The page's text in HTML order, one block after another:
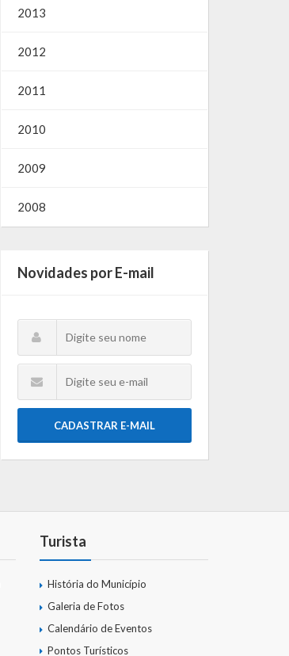
2013
2012
2011
2010
2009
2008
Novidades por E-mail
CADASTRAR E-MAIL
Turista
História do Município
Galeria de Fotos
Calendário de Eventos
Pontos Turísticos